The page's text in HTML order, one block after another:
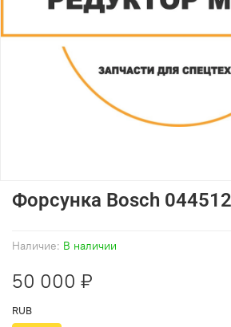
Наличие: В наличии
Форсунка Bosch
50 000 ₽
RUB